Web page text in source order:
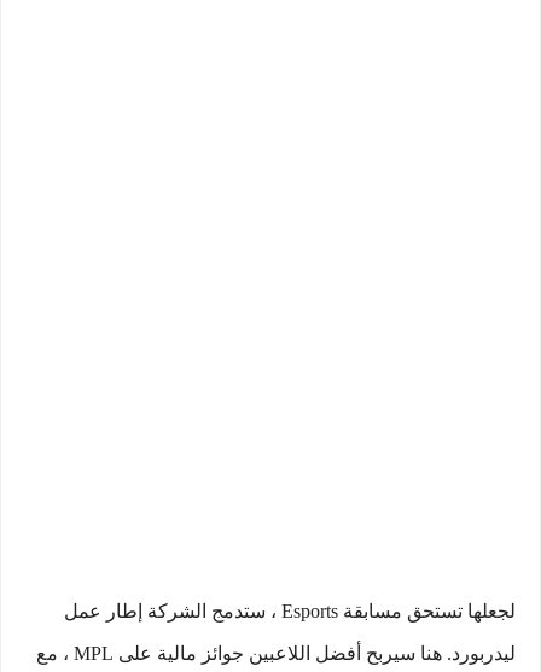
لجعلها تستحق مسابقة Esports ، ستدمج الشركة إطار عمل
ليدربورد. هنا سيربح أفضل اللاعبين جوائز مالية على MPL ، مع